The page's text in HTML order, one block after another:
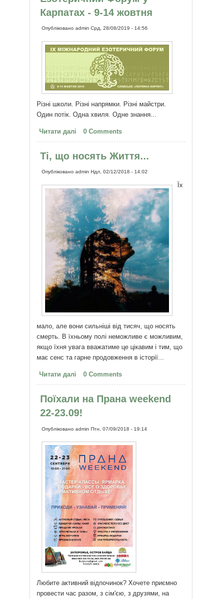
Карпатах - 9-14 жовтня
Опублікованоadmin Срд, 28/08/2019 - 14:56
Різні школи. Різні напрямки. Різні майстри.
Один потік. Одна хвиля. Одне знання...
Читати далі про IX Міжнародний Езотеричний
Форум у Карпатах - 9-14 жовтня
0 Comments
Ті, що носять Життя...
Опублікованоadmin Ндл, 02/12/2018 - 14:02
Їх
мало, але вони сильніші від тисяч, що носять
смерть. В їхньому полі неможливе є можливим,
якщо їхня увага вважатиме це цікавим і тим, що
має сенс та гарне продовження в історії...
Читати далі про Ті, що носять Життя...
0 Comments
Поїхали на Прана weekend
22-23.09!
Опублікованоadmin Птн, 07/09/2018 - 19:14
Любите активний відпочинок? Хочете приємно
провести час разом, з сім'єю, з друзями, на